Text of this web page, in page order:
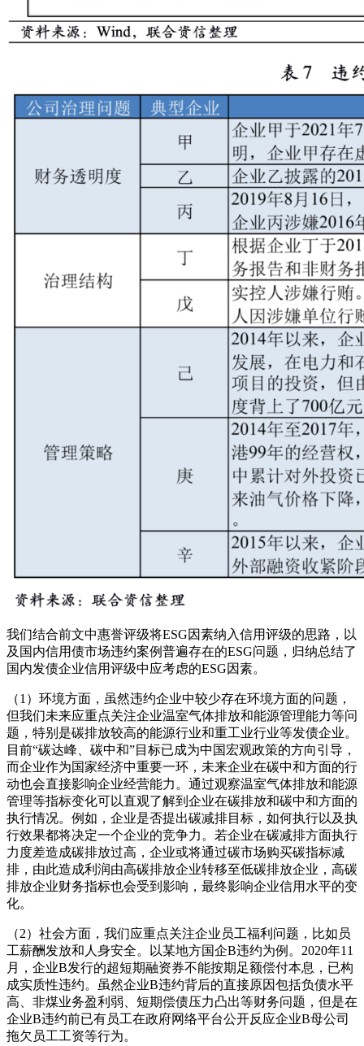
我们结合前文中惠誉评级将ESG因素纳入信用评级的思路，以
及国内信用债市场违约案例普遍存在的ESG问题，归纳总结了
国内发债企业信用评级中应考虑的ESG因素。
（1）环境方面，虽然违约企业中较少存在环境方面的问题，
但我们未来应重点关注企业温室气体排放和能源管理能力等问
题，特别是碳排放较高的能源行业和重工业行业等发债企业。
目前“碳达峰、碳中和”目标已成为中国宏观政策的方向引导，
而企业作为国家经济中重要一环，未来企业在碳中和方面的行
动也会直接影响企业经营能力。通过观察温室气体排放和能源
管理等指标变化可以直观了解到企业在碳排放和碳中和方面的
执行情况。例如，企业是否提出碳减排目标，如何执行以及执
行效果都将决定一个企业的竞争力。若企业在碳减排方面执行
力度差造成碳排放过高，企业或将通过碳市场购买碳指标减
排，由此造成利润由高碳排放企业转移至低碳排放企业，高碳
排放企业财务指标也会受到影响，最终影响企业信用水平的变
化。
（2）社会方面，我们应重点关注企业员工福利问题，比如员
工薪酬发放和人身安全。以某地方国企B违约为例。2020年11
月，企业B发行的超短期融资券不能按期足额偿付本息，已构
成实质性违约。虽然企业B违约背后的直接原因包括负债水平
高、非煤业务盈利弱、短期偿债压力凸出等财务问题，但是在
企业B违约前已有员工在政府网络平台公开反应企业B母公司
拖欠员工工资等行为。